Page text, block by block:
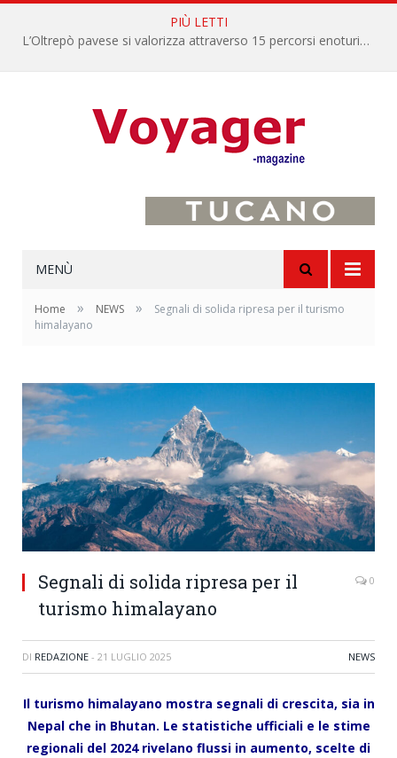
PIÙ LETTI
L’Oltrepò pavese si valorizza attraverso 15 percorsi enoturistici
MENÙ
Home » NEWS »
Segnali di solida ripresa per il turismo
himalayano
Segnali di solida ripresa per il
turismo himalayano
0
DI REDAZIONE - 21 LUGLIO 2025 NEWS
Il turismo himalayano mostra segnali di crescita, sia in
Nepal che in Bhutan. Le statistiche ufficiali e le stime
regionali del 2024 rivelano flussi in aumento, scelte di